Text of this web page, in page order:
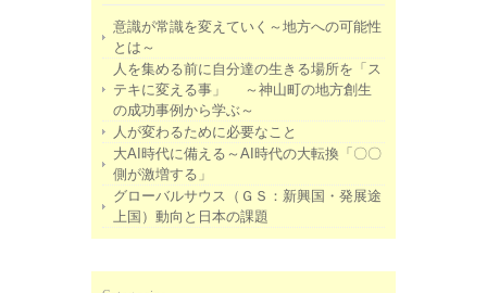
意識が常識を変えていく～地方への可能性
とは～
人を集める前に自分達の生きる場所を「ス
テキに変える事」 ～神山町の地方創生
の成功事例から学ぶ～
人が変わるために必要なこと
大AI時代に備える～AI時代の大転換「〇〇
側が激増する」
グローバルサウス（ＧＳ：新興国・発展途
上国）動向と日本の課題